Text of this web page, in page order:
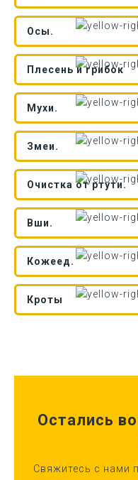
Осы.
Плесень и грибок
Мухи.
Змеи.
Очистка от ртути.
Вши.
Кожеед.
Кроты
Остались
Свяжитесь с нами